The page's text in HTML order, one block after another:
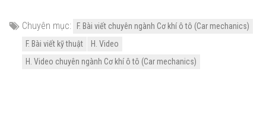
Chuyên mục:
F. Bài viết chuyên ngành Cơ khí ô tô (Car mechanics)
F. Bài viết kỹ thuật
H. Video
H. Video chuyên ngành Cơ khí ô tô (Car mechanics)